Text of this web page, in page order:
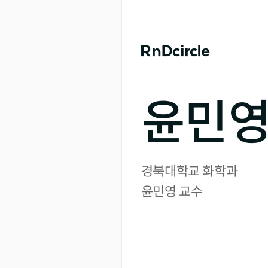
윤민
경북대학교 화학과
윤민영 교수